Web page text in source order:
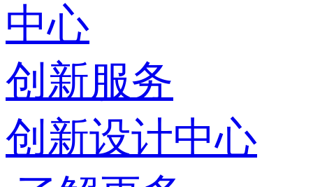
中心
创新服务
创新设计中心